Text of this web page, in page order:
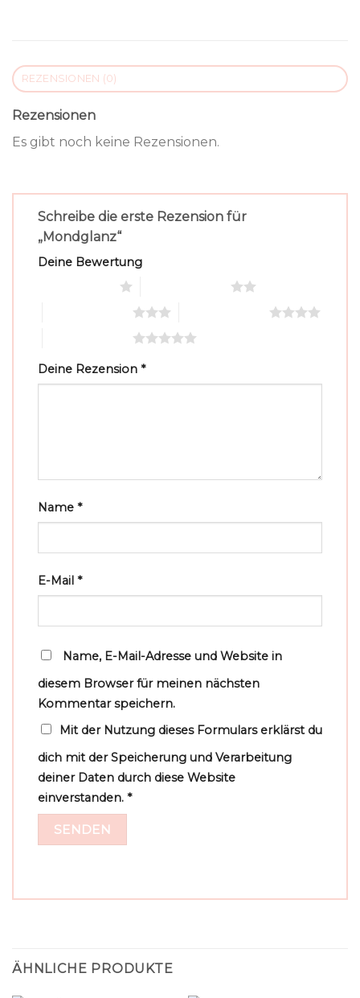
REZENSIONEN (0)
Rezensionen
Es gibt noch keine Rezensionen.
Schreibe die erste Rezension für
„Mondglanz“
Deine Bewertung
Deine Rezension *
Name *
E-Mail *
Name, E-Mail-Adresse und Website in
diesem Browser für meinen nächsten
Kommentar speichern.
Mit der Nutzung dieses Formulars erklärst du
dich mit der Speicherung und Verarbeitung
deiner Daten durch diese Website
einverstanden. *
ÄHNLICHE PRODUKTE